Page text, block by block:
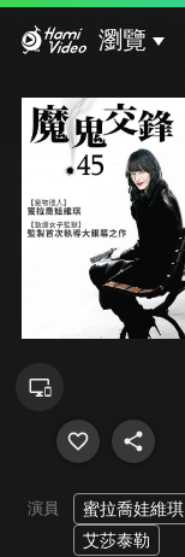
瀏覽
演員 蜜拉喬娃維琪
艾莎泰勒